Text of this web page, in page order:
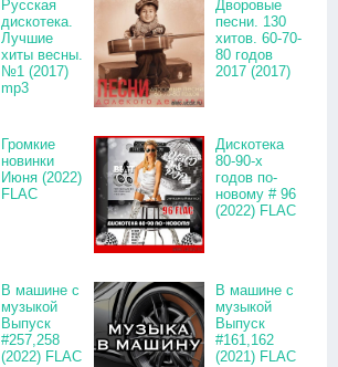
Русская
дискотека.
Лучшие
хиты весны.
№1 (2017)
mp3
Дворовые
песни. 130
хитов. 60-70-
80 годов
2017 (2017)
Громкие
новинки
Июня (2022)
FLAC
Дискотека
80-90-х
годов по-
новому # 96
(2022) FLAC
В машине с
музыкой
Выпуск
#257,258
(2022) FLAC
В машине с
музыкой
Выпуск
#161,162
(2021) FLAC